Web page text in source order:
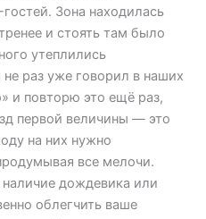
Зона находилась
и стоять там было
утеплились
раз уже говорил в наших
и повторю это ещё раз,
первой величины — это
на них нужно
все мелочи.
дождевика или
облегчить ваше